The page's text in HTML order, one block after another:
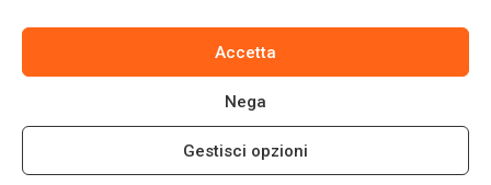
Accetta
Nega
Gestisci opzioni
Tribunale di Siracusa. Direttore responsabile Gianni Catania.
© 2024 Promo Italia S.r.l. Tutti i diritti riservati. | Sito web
realizzato daWeb-Arte.it
Cookie Policy|Termini e Condizioni